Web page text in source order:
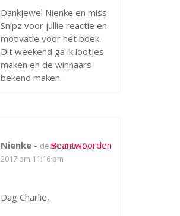
Dankjewel Nienke en miss
Snipz voor jullie reactie en
motivatie voor het boek.
Dit weekend ga ik lootjes
maken en de winnaars
bekend maken.
Nienke - december 12,
2017 om 11:16 pm
Dag Charlie,
Beantwoorden